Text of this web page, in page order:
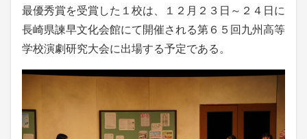
最優秀賞を受賞した１校は、１２月２３日～２４日に
長崎県諫早文化会館にて開催される第６５回九州高等
学校演劇研究大会に出場する予定である。